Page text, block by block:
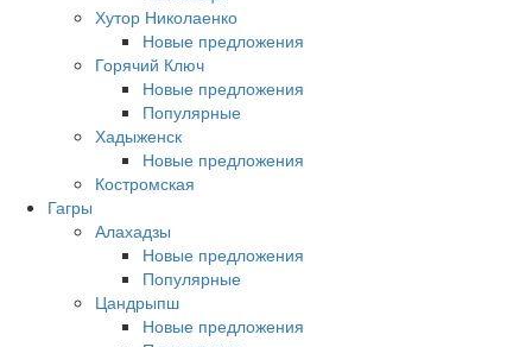
Хутор Николаенко
Новые предложения
Горячий Ключ
Новые предложения
Популярные
Хадыженск
Новые предложения
Костромская
Гагры
Алахадзы
Новые предложения
Популярные
Цандрыпш
Новые предложения